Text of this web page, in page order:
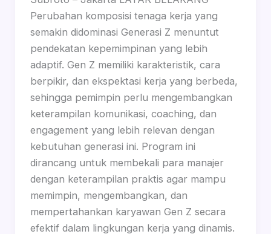
Perubahan komposisi tenaga kerja yang
semakin didominasi Generasi Z menuntut
pendekatan kepemimpinan yang lebih
adaptif. Gen Z memiliki karakteristik, cara
berpikir, dan ekspektasi kerja yang berbeda,
sehingga pemimpin perlu mengembangkan
keterampilan komunikasi, coaching, dan
engagement yang lebih relevan dengan
kebutuhan generasi ini. Program ini
dirancang untuk membekali para manajer
dengan keterampilan praktis agar mampu
memimpin, mengembangkan, dan
mempertahankan karyawan Gen Z secara
efektif dalam lingkungan kerja yang dinamis.